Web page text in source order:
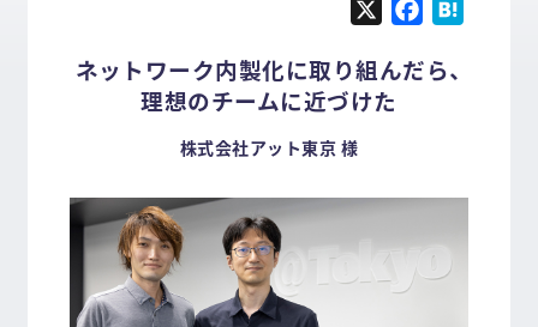
c
o
ネットワーク内製化に取り組んだら、
理想のチームに近づけた
株式会社アット東京 様